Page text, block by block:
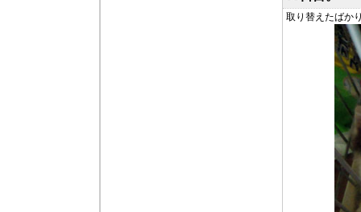
取り替えたばか